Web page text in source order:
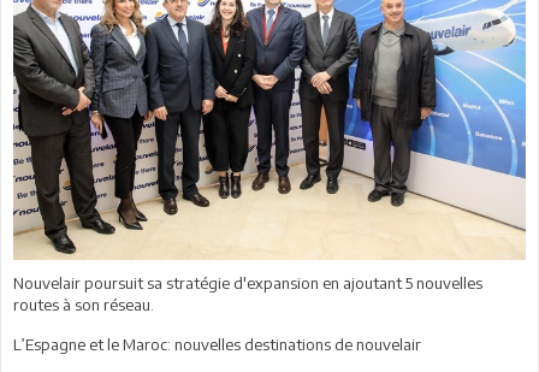
Nouvelair poursuit sa stratégie d'expansion en ajoutant 5 nouvelles
routes à son réseau.
L’Espagne et le Maroc: nouvelles destinations de nouvelair